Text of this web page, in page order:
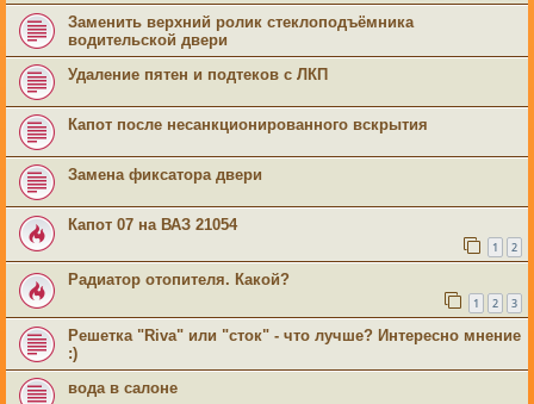
Заменить верхний ролик стеклоподъёмника
водительской двери
Удаление пятен и подтеков с ЛКП
Капот после несанкционированного вскрытия
Замена фиксатора двери
Капот 07 на ВАЗ 21054
1 2
Радиатор отопителя. Какой?
1 2 3
Решетка "Riva" или "сток" - что лучше? Интересно мнение
:)
вода в салоне